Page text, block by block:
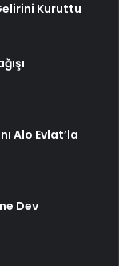
Kuruttu
Alo Evlat’la
Dev